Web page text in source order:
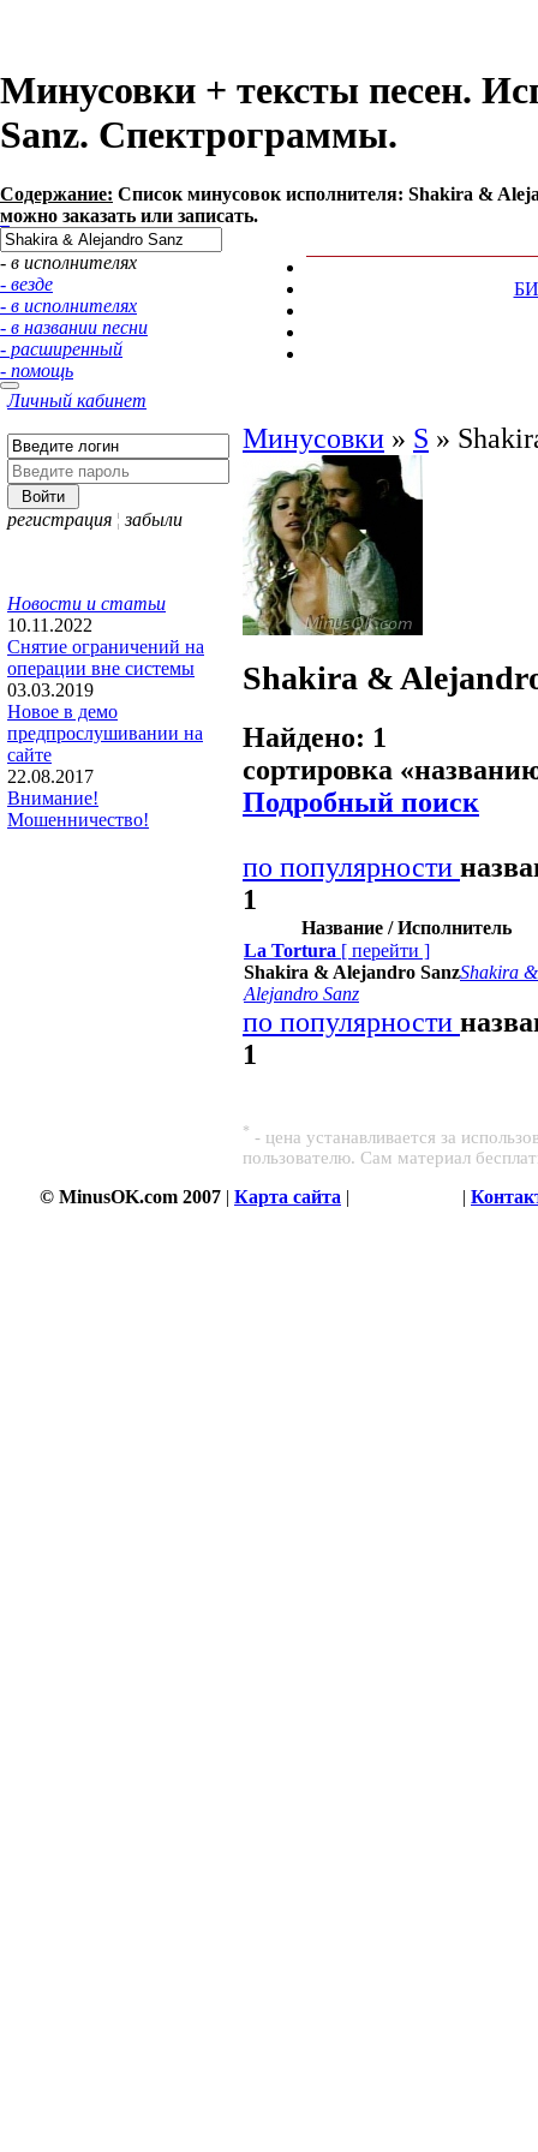
Минусовки + тексты песен.
Sanz. Спектрограммы.
Содержание: Список минусовок исполнителя: Shakira &
можно заказать или записать.
- в исполнителях
- везде
- в исполнителях
- в названии песни
- расширенный
- помощь
Личный кабинет
регистрация ¦ забыли
Новости и статьи
10.11.2022
Снятие ограничений на
операции вне системы
03.03.2019
Новое в демо
предпрослушивании на
сайте
22.08.2017
Внимание!
Мошенничество!
Минусовки » S »
Shakira &
Найдено: 1
сортировка «
Подробный поиск
по популярности
1
Название / Исполнитель
La Tortura [ перейти ]
Shakira & Alejandro SanzShakira &
Alejandro Sanz
по популярности
1
* - цена устанавливается за
пользователю. Сам материал
© MinusOK.com 2007 | Карта сайта | |